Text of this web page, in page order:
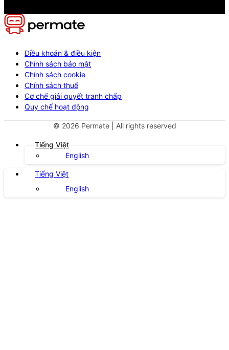
Điều khoản & điều kiện
Chính sách bảo mật
Chính sách cookie
Chính sách thuế
Cơ chế giải quyết tranh chấp
Quy chế hoạt động
© 2026 Permate | All rights reserved
Tiếng Việt
English
Tiếng Việt
English